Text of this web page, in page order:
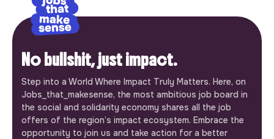
No bullshit, just impact.
Step into a World Where Impact Truly Matters. Here, on
Jobs_that_makesense, the most ambitious job board in
the social and solidarity economy shares all the job
offers of the region’s impact ecosystem. Embrace the
opportunity to join us and take action for a better